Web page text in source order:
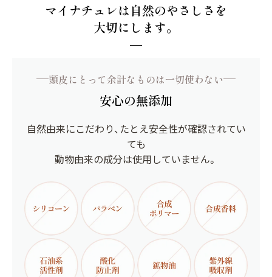
マイナチュレは自然のやさしさを
大切にします。
頭皮にとって余計なものは一切使わない
安心の無添加
自然由来にこだわり、たとえ安全性が確認されてい
ても
動物由来の成分は使用していません。